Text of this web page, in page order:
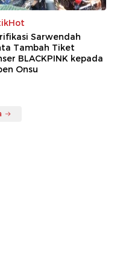
Sarwendah
Tambah Tiket
BLACKPINK kepada
Onsu